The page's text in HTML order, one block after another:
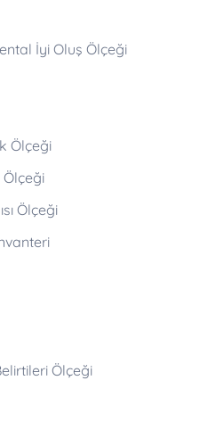
İyi Oluş Ölçeği
Ölçeği
Ölçeği
Ölçeği